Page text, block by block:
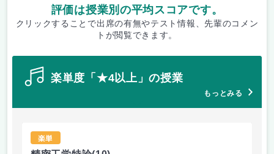
評価は授業別の平均スコアです。
クリックすることで出席の有無やテスト情報、先輩のコメン
トが閲覧できます。
楽単度「★4以上」の授業
もっとみる
楽単